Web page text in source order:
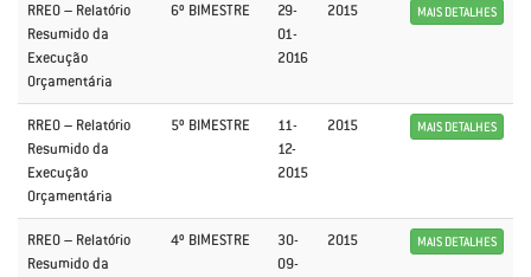
RREO – Relatório
Resumido da
Execução
Orçamentária
6º BIMESTRE
29-
01-
2016
2015 MAIS DETALHES
RREO – Relatório
Resumido da
Execução
Orçamentária
5º BIMESTRE
11-
12-
2015
2015 MAIS DETALHES
RREO – Relatório
Resumido da
4º BIMESTRE
30-
09-
2015 MAIS DETALHES